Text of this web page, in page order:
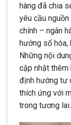
hàng đã chia
yêu cầu
chính – ngân
hướng số hóa,
Những nội
cập nhật thêm
định hướng tư
thích ứng với
trong tương lai.